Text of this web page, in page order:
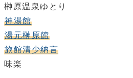
榊原温泉ゆとり
神湯館
湯元榊原館
旅館清少納言
味楽